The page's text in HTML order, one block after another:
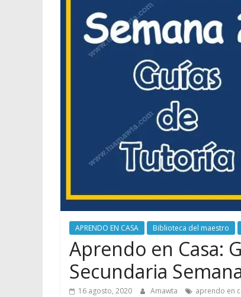
APRENDO EN CASA Biblioteca del maestro
Aprendo en Casa:
Secundaria
16 agosto, 2020 Amawta aprendo en